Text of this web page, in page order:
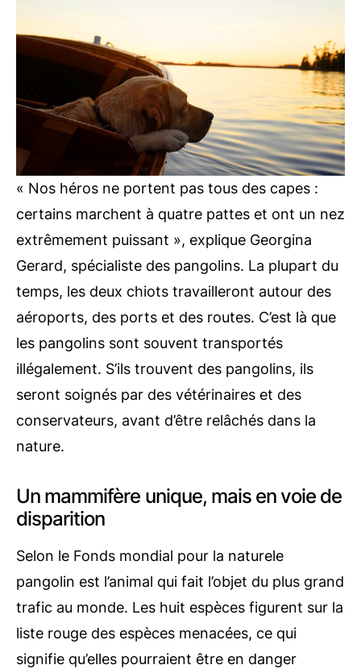
« Nos héros ne portent pas tous des capes :
certains marchent à quatre pattes et ont un nez
extrêmement puissant », explique Georgina
Gerard, spécialiste des pangolins. La plupart du
temps, les deux chiots travailleront autour des
aéroports, des ports et des routes. C’est là que
les pangolins sont souvent transportés
illégalement. S’ils trouvent des pangolins, ils
seront soignés par des vétérinaires et des
conservateurs, avant d’être relâchés dans la
nature.
Un mammifère unique, mais en voie de
disparition
Selon le Fonds mondial pour la naturele
pangolin est l’animal qui fait l’objet du plus grand
trafic au monde. Les huit espèces figurent sur la
liste rouge des espèces menacées, ce qui
signifie qu’elles pourraient être en danger